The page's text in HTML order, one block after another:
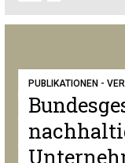
PUBLIKATIONEN -